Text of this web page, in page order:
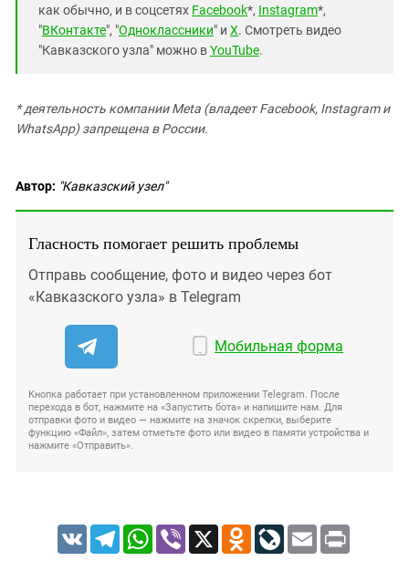
как обычно, и в соцсетях Facebook*, Instagram*,
"ВКонтакте", "Одноклассники" и X. Смотреть видео
"Кавказского узла" можно вYouTube.
* деятельность компании Meta (владеет Facebook, Instagram и
WhatsApp) запрещена в России.
Автор: "Кавказский узел"
Гласность помогает решить проблемы
Отправь сообщение, фото и видео через бот
«Кавказского узла» в Telegram
Мобильная форма
Кнопка работает при установленном приложении Telegram. После
перехода в бот, нажмите на «Запустить бота» и напишите нам. Для
отправки фото и видео — нажмите на значок скрепки, выберите
функцию «Файл», затем отметьте фото или видео в памяти устройства и
нажмите «Отправить».
VK TelegramWhatsApp
Viber X Odnoklassniki
LiveJournal
Email Print